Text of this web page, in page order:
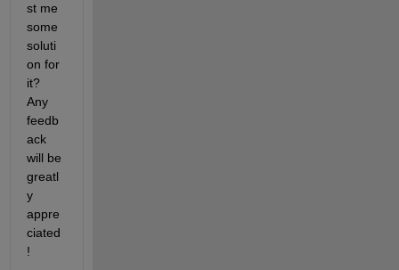
st me
some
soluti
on for
it?
Any
feedb
ack
will be
greatl
y
appre
ciated
!